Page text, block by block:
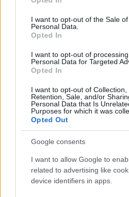
use your data for below specified
consent section.
I want to opt-out of the Sale
Personal Data.
Opted In
I want to opt-out of
Personal Data for Targeted
Opted In
I want to opt-out of Collection,
Retention, Sale, and/or
Personal Data that Is
Purposes for which it was
Opted Out
Google consents
I want to allow Google to
related to advertising like
device identifiers in apps.
„Csonka évadot
érzés"
mtothorsi•2020. július 15.
Megtartotta évadzáró
Sándor Színház. A